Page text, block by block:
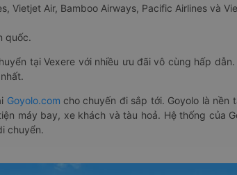
Vietjet Air, Bamboo Airways, Pacific Airlines và
quốc.
tại Vexere với nhiều ưu đãi vô cùng hấp
Goyolo.com cho chuyến đi sắp tới. Goyolo là
máy bay, xe khách và tàu hoả. Hệ thống của
chuyển.